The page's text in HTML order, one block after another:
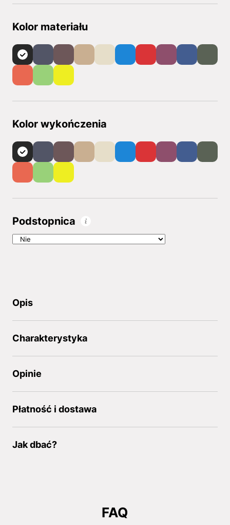
Kolor materiału
Kolor wykończenia
Podstopnica
Opis
Charakterystyka
Opinie
Płatność i dostawa
Jak dbać?
FAQ